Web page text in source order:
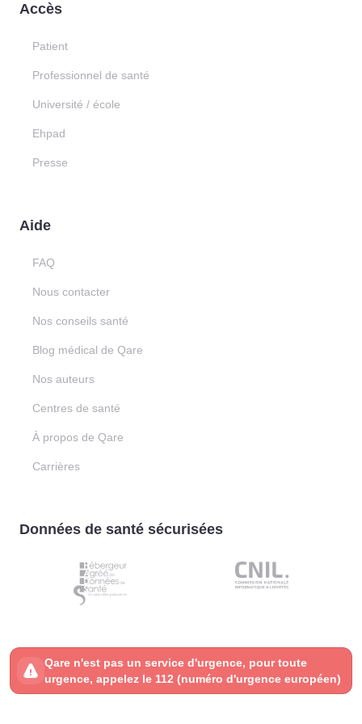
Accès
Patient
Professionnel de santé
Université / école
Ehpad
Presse
Aide
FAQ
Nous contacter
Nos conseils santé
Blog médical de Qare
Nos auteurs
Centres de santé
À propos de Qare
Carrières
Données de santé sécurisées
Qare n'est pas un service d'urgence, pour toute
urgence, appelez le 112 (numéro d'urgence européen)